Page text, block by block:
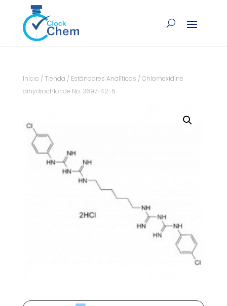
Inicio / Tienda / Estándares Analíticos / Chlorhexidine
dihydrochloride No. 3697-42-5